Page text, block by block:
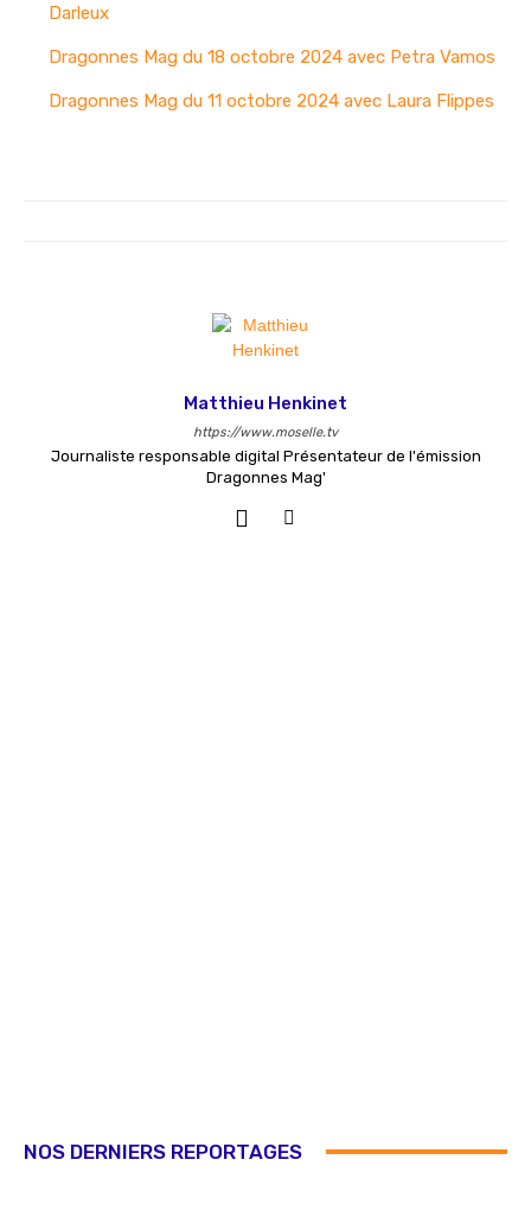
Darleux
Dragonnes Mag du 18 octobre 2024 avec Petra Vamos
Dragonnes Mag du 11 octobre 2024 avec Laura Flippes
Matthieu Henkinet
https://www.moselle.tv
Journaliste responsable digital Présentateur de l'émission
Dragonnes Mag'
NOS DERNIERS REPORTAGES